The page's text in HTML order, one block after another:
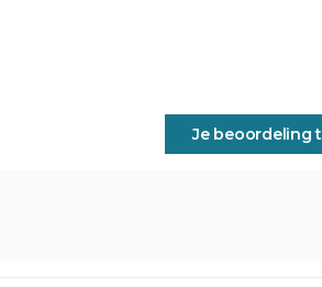
Je beoordeling